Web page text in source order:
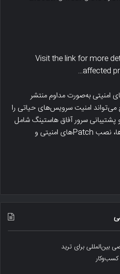
Visit the link for more
affected
به‌صورت مداوم منتشر
می‌تواند امنیت سرویس‌های حیاتی را
سرور آفاق هاستینگ شامل
پایش امنیتی، بروزرسانی نرم‌افزارها، نصب Patchهای امنیتی و